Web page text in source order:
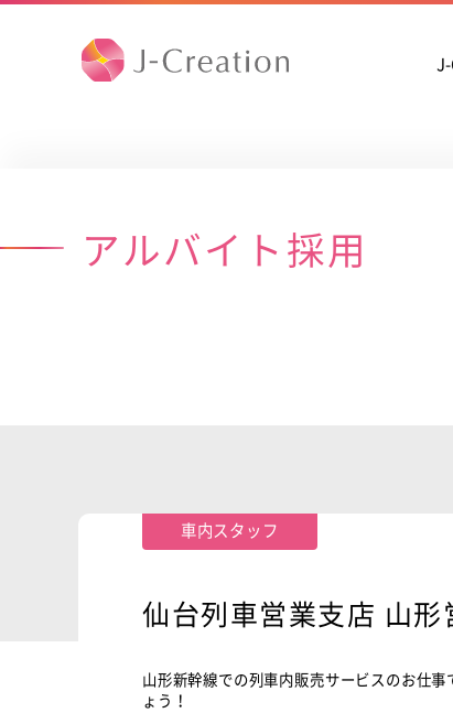
アルバイト採用
車内スタッフ
仙台列車営業支店 山
山形新幹線での列車内販売サービスのお仕
ょう！